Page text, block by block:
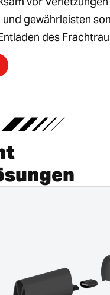
gewährleisten
des